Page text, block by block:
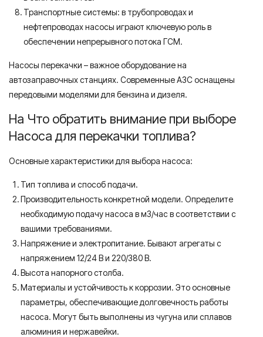
Транспортные системы: в трубопроводах и
нефтепроводах насосы играют ключевую роль в
обеспечении непрерывного потока ГСМ.
Насосы перекачки – важное оборудование на
автозаправочных станциях. Современные АЗС оснащены
передовыми моделями для бензина и дизеля.
На Что обратить внимание при выборе
Насоса для перекачки топлива?
Основные характеристики для выбора насоса:
Тип топлива и способ подачи.
Производительность конкретной модели. Определите
необходимую подачу насоса в м3/час в соответствии с
вашими требованиями.
Напряжение и электропитание. Бывают агрегаты с
напряжением 12/24 В и 220/380 В.
Высота напорного столба.
Материалы и устойчивость к коррозии. Это основные
параметры, обеспечивающие долговечность работы
насоса. Могут быть выполнены из чугуна или сплавов
алюминия и нержавейки.